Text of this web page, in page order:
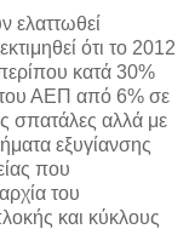
ελαττωθεί
ότι το 2012
κατά 30%
του ΑΕΠ από 6% σε
σπατάλες αλλά με
εξυγίανσης
που
του
και κύκλους